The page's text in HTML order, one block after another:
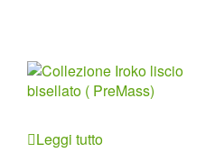
Leggi tutto